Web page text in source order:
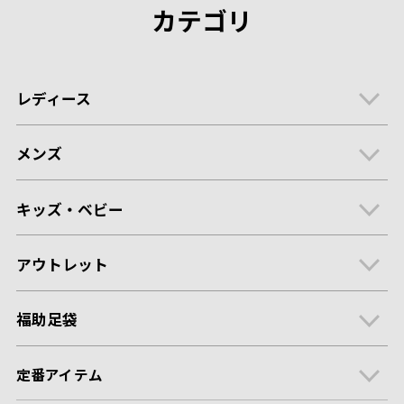
カテゴリ
レディース
メンズ
キッズ・ベビー
アウトレット
福助足袋
定番アイテム